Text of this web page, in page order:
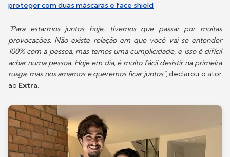
proteger com duas máscaras e face shield
"Para estarmos juntos hoje, tivemos que passar por muitas
provocações. Não existe relação em que você vai se entender
100% com a pessoa, mas temos uma cumplicidade, e isso é difícil
achar numa pessoa. Hoje em dia, é muito fácil desistir na primeira
rusga, mas nos amamos e queremos ficar juntos", declarou o ator
ao Extra.